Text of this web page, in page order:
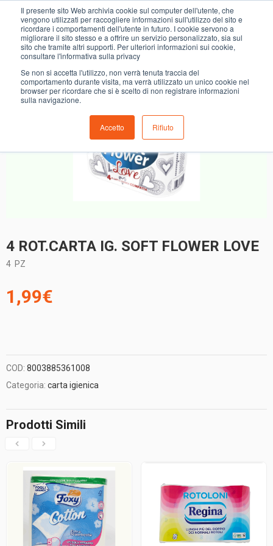
Il presente sito Web archivia cookie sul computer dell'utente, che
vengono utilizzati per raccogliere informazioni sull'utilizzo del sito e
ricordare i comportamenti dell'utente in futuro. I cookie servono a
migliorare il sito stesso e a offrire un servizio personalizzato, sia sul
sito che tramite altri supporti. Per ulteriori informazioni sui cookie,
consultare l'informativa sulla privacy
Se non si accetta l'utilizzo, non verrà tenuta traccia del
comportamento durante visita, ma verrà utilizzato un unico cookie nel
browser per ricordare che si è scelto di non registrare informazioni
sulla navigazione.
Accetto Rifiuto
4 ROT.CARTA IG. SOFT FLOWER LOVE
4 ROT.CARTA IG. SOFT FLOWER LOVE
4 PZ
1,99€
COD: 8003885361008
Categoria: carta igienica
Prodotti Simili